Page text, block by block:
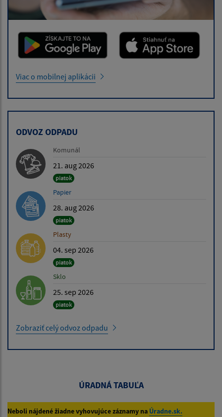
Viac o mobilnej aplikácii
ODVOZ ODPADU
Komunál
21. aug 2026
piatok
Papier
28. aug 2026
piatok
Plasty
04. sep 2026
piatok
Sklo
25. sep 2026
piatok
Zobraziť celý odvoz odpadu
ÚRADNÁ TABUĽA
Neboli nájdené žiadne vyhovujúce záznamy na Úradne.sk.